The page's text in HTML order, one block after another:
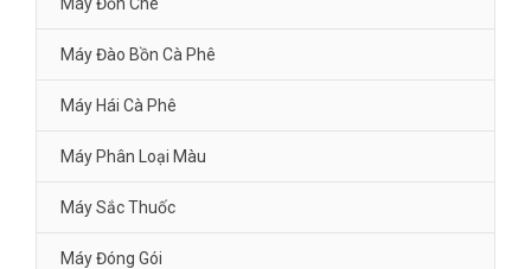
Máy Đào Bồn Cà Phê
Máy Hái Cà Phê
Máy Phân Loại Màu
Máy Sắc Thuốc
Máy Đóng Gói